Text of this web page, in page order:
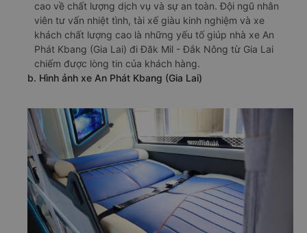
cao về chất lượng dịch vụ và sự an toàn. Đội ngũ nhân
viên tư vấn nhiệt tình, tài xế giàu kinh nghiệm và xe
khách chất lượng cao là những yếu tố giúp nhà xe An
Phát Kbang (Gia Lai) đi Đăk Mil - Đắk Nông từ Gia Lai
chiếm được lòng tin của khách hàng.
b. Hình ảnh xe An Phát Kbang (Gia Lai)